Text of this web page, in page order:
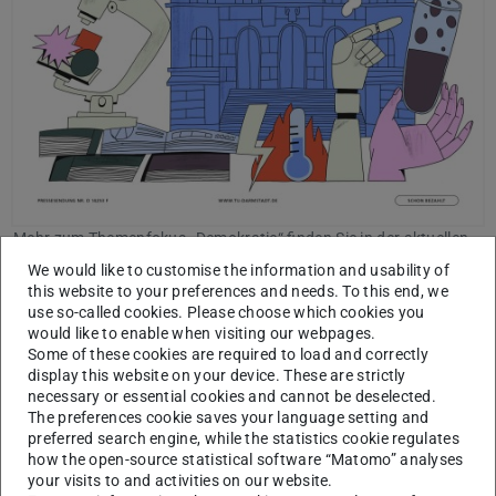
Mehr zum Themenfokus „Demokratie“ finden Sie in der aktuellen
Grundsätzlich ist es sinnvoll, die föderalen Strukturen
regelmäßig zu überprüfen, um Fehlentwicklungen zu
korrigieren. Die Geschichte zeigt jedoch, dass
Entflechtungsversuche regelmäßig zu noch mehr
Verflechtung führen. Die Komplexitätsfalle scheint
unentrinnbar und der real existierende Föderalismus
daher als denkbar schlechteste Kombination aus den
We would like to customise the information and usability of
this website to your preferences and needs. To this end, we
use so-called cookies. Please choose which cookies you
would like to enable when visiting our webpages.
Some of these cookies are required to load and correctly
display this website on your device. These are strictly
necessary or essential cookies and cannot be deselected.
The preferences cookie saves your language setting and
preferred search engine, while the statistics cookie regulates
how the open-source statistical software “Matomo” analyses
your visits to and activities on our website.